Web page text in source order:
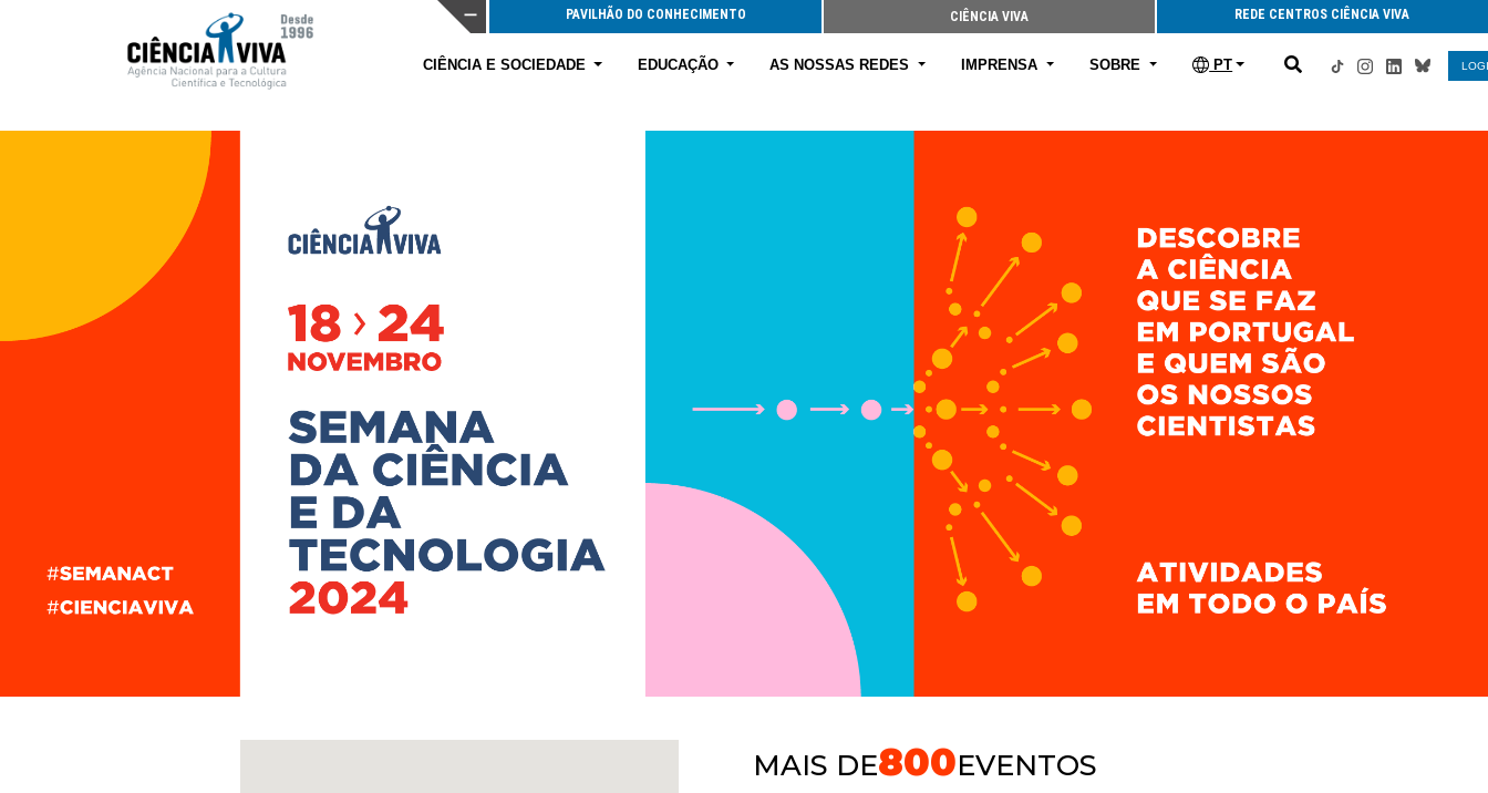
PAVILHÃO DO CONHECIMENTO CIÊNCIA VIVA REDE CENTROS CIÊNCIA VIVA
CIÊNCIA E SOCIEDADE EDUCAÇÃO AS NOSSAS REDES IMPRENSA SOBRE PT
MAIS DE800EVENTOS